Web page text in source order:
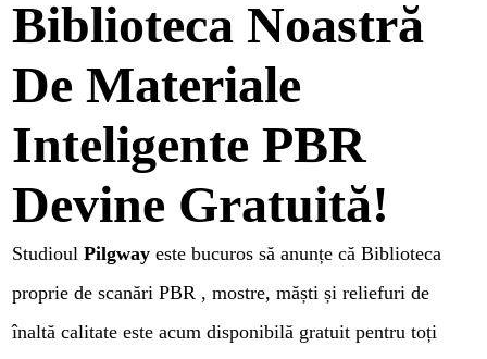
Biblioteca Noastră
De Materiale
Inteligente PBR
Devine Gratuită!
StudioulPilgway este bucuros să anunțe că Biblioteca
proprie de scanări PBR , mostre, măști și reliefuri de
înaltă calitate este acum disponibilă gratuit pentru toți